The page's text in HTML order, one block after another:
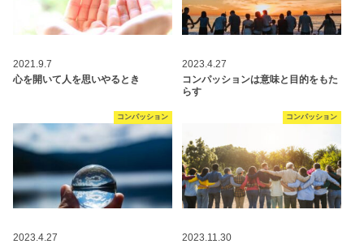
2021.9.7
心を開いて人を思いやるとき
2023.4.27
コンパッションは意味と⽬的をもた
らす
コンパッション
2023.4.27
コンパッション
2023.11.30